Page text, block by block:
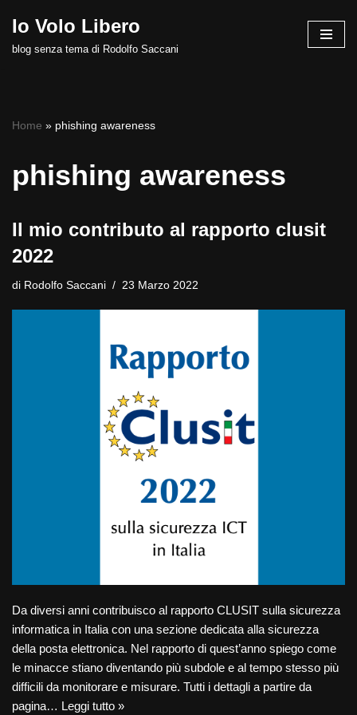
Vai
Io Volo Libero
blog senza tema di Rodolfo Saccani
Home » phishing awareness
phishing awareness
Il mio contributo al rapporto clusit
2022
di Rodolfo Saccani 23 Marzo 2022
Da diversi anni contribuisco al rapporto CLUSIT sulla sicurezza
informatica in Italia con una sezione dedicata alla sicurezza
della posta elettronica. Nel rapporto di quest’anno spiego come
le minacce stiano diventando più subdole e al tempo stesso più
difficili da monitorare e misurare. Tutti i dettagli a partire da
pagina… Leggi tutto »